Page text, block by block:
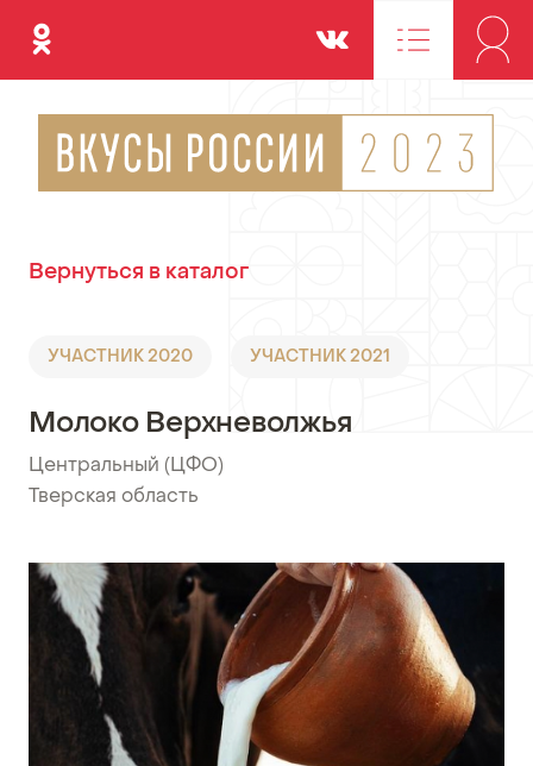
Одноклассники Вконтакте
Вернуться в каталог
УЧАСТНИК 2020 УЧАСТНИК 2021
Молоко Верхневолжья
Центральный (ЦФО)
Тверская область